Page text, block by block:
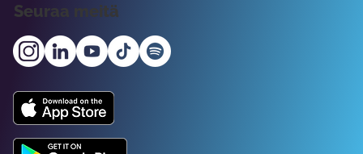
Seuraa meitä